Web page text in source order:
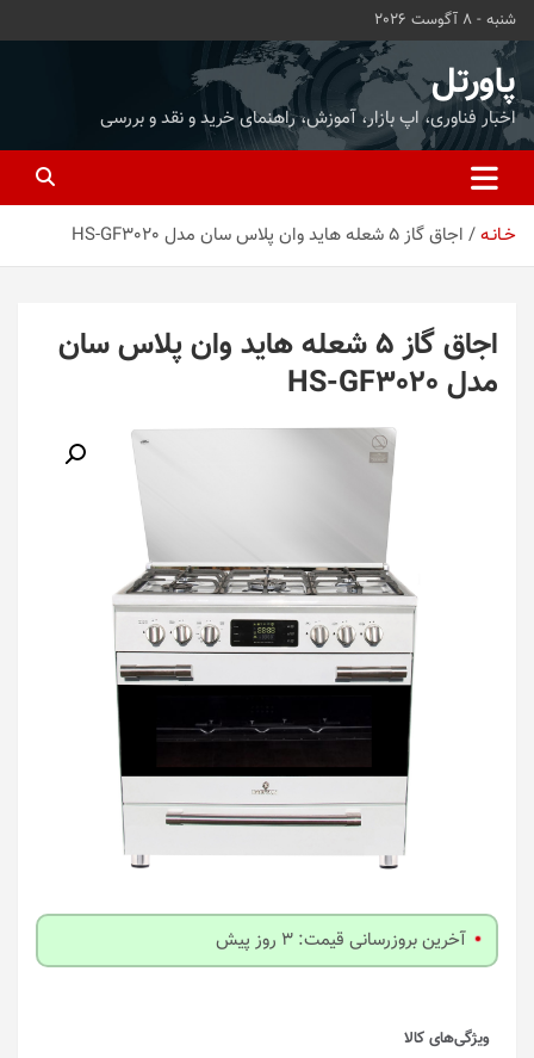
محتوا
بروید
شنبه - 8 آگوست 2026
پاورتل
اخبار فناوری، اپ بازار، آموزش، راهنمای خرید و نقد و بررسی
خـانـه اجاق گاز 5 شعله هاید وان پلاس سان مدل HS-GF3020
اجاق گاز 5 شعله هاید وان پلاس سان
مدل HS-GF3020
آخرین بروزرسانی قیمت: 3 روز پیش